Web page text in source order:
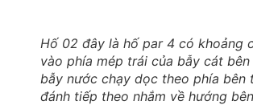
Hố 02 đây là hố par 4 có khoảng
vào phía mép trái của bẫy cát
bẫy nước chạy dọc theo phía bên
đánh tiếp theo nhắm về hướng